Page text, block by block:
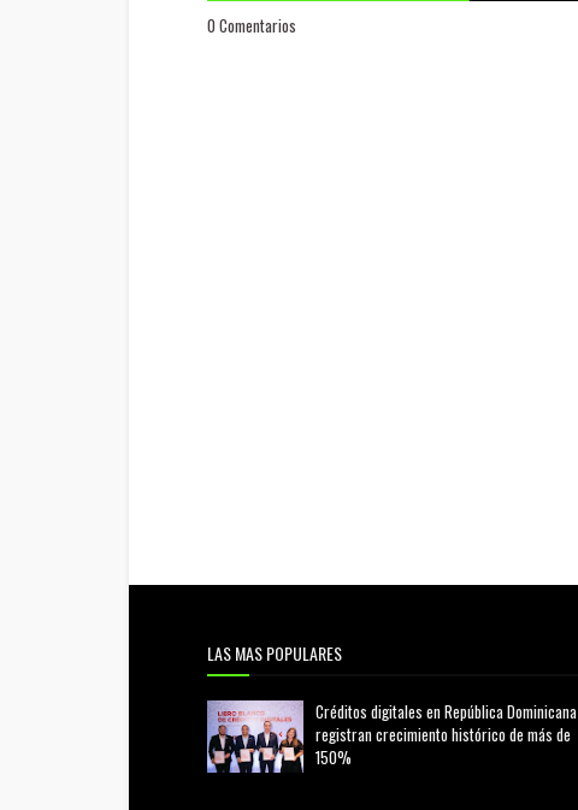
0 Comentarios
LAS MAS POPULARES
Créditos digitales en República Dominicana
registran crecimiento histórico de más de
150%